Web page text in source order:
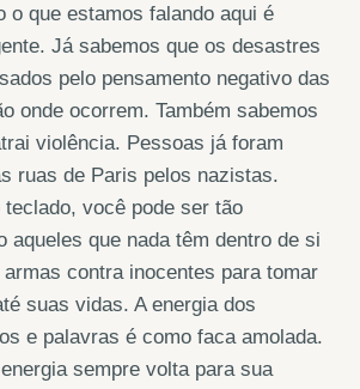
o que estamos falando aqui é
Já sabemos que os desastres
pelo pensamento negativo das
onde ocorrem. Também sabemos
violência. Pessoas já foram
ruas de Paris pelos nazistas.
teclado, você pode ser tão
aqueles que nada têm dentro de si
contra inocentes para tomar
suas vidas. A energia dos
e palavras é como faca amolada.
sempre volta para sua